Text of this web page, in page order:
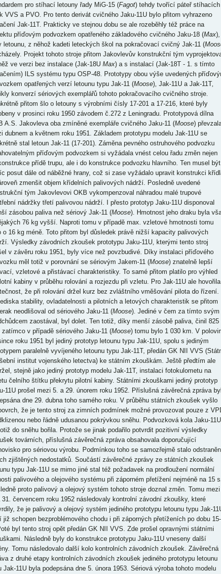
pro stíhací letouny řady MiG-15 (Fagot) tehdy tvořící páteř stíhacích
VVS a PVO. Pro tento derivát cvičného Jaku-11U bylo přitom vyhrazeno
Jak-11T. Prakticky ve stejnou dobu se ale rozeběhly též práce na
příďovým podvozkem opatřeného základového cvičného Jaku-18 (Max),
letounu, z něhož kadeti leteckých škol na pokračovací cvičný Jak-11 (
Projekt tohoto stroje přitom Jakovlevův konstrukční tým
ve verzi bez instalace (Jak-18U Max) a s instalací (Jak-18T - 1. s tímto
ILS systému typu OSP-48. Prototypy obou výše uvedených
opatřených verzí letounu typu Jak-11 (Moose), Jak-11U a Jak-11T,
konverzí sériových exemplářů tohoto pokračovacího cvičného stroje.
přitom šlo o letouny s výrobními čísly 17-201 a 17-216, které byly
v prosinci roku 1950 závodem č.272 z Leningradu. Prototypová dílna
A.S. Jakovleva oba zmíněné exempláře cvičného Jaku-11 (Moose)
dubnem a květnem roku 1951. Základem prototypu modelu Jak-11U se
stal letoun Jak-11 (17-201). Záměna pevného ostruhového podvozku
příďovým podvozkem si vyžádala vnést celou řadu změn nejen
přídě trupu, ale i do konstrukce podvozku hlavního. Ten musel být
posut dále od náběžné hrany, což si zase vyžádalo upravit konstrukci
zmenšit objem křídelních palivových nádrží. Posledně uvedené
tým Jakovlevovi OKB vykompenzoval náhradou malé trupové
nádržky třetí palivovou nádrží. I přesto prototyp Jaku-11U disponoval
zásobou paliva než sériový Jak-11 (Moose). Hmotnost jeho draku byla
76 kg vyšší. Naproti tomu v případě max. vzletové hmotnosti tomu
o 16 kg méně. Toto přitom byl důsledek právě nižší kapacity palivových
Výsledky závodních zkoušek prototypu Jaku-11U, kterými tento stroj
v závěru roku 1951, byly více než povzbudivé. Díky instalaci příďového
měl totiž v porovnání se sériovým Jakem-11 (Moose) znatelně lepší
vzletové a přistávací charakteristiky. To samé přitom platilo pro výhled
kabiny v průběhu rolování a rozjezdu při vzletu. Pro Jak-11U ale
že při rolování držel kurz bez zvláštního vměšování pilota do řízení.
stability, ovladatelnosti a pilotních a letových charakteristik se přitom
neodlišoval od sériového Jaku-11 (Moose). Jediné v čem za tímto svým
zaostával, byl dolet. Ten totiž, díky menší zásobě paliva, činil 825
zatímco v případě sériového Jaku-11 (Moose) tomu bylo 1 030 km. V
roku 1951 byl jediný prototyp letounu typu Jak-11U, spolu s jediným
paralelně vyvíjeného letounu typu Jak-11T, předán GK NII VVS
institut vojenského letectva) ke státním zkouškám. Ještě předtím ale
stejně jako jediný prototyp modelu Jak-11T, instalaci fotokulometu na
čelního štítku překrytu pilotní kabiny. Státními zkouškami jediný prototyp
11U prošel mezi 5. a 29. únorem roku 1952. Příslušná závěrečná zpráva
dne 29. dubna toho samého roku. V průběhu státních zkoušek vyšlo
že je tento stroj za zimních podmínek možné provozovat pouze z
nebo řádně udusanou pokrývkou sněhu. Podvozková kola Jaku-11U
do sněhu bořila. Protože se jinak podařilo potvrdit pozitivní výsledky
továrních, příslušná závěrečná zpráva obsahovala doporučující
pro sériovou výrobu. Podmínkou toho se samozřejmě stalo
zjištěných nedostatků. Součástí závěrečné zprávy ze státních zkoušek
typu Jak-11U se mimo jiné stal též požadavek na prodloužení normální
palivového a olejového systému při záporném přetížení nejméně na 15
proto palivový a olejový systém tohoto stroje doznal změn. Tomu mezi
31. červencem roku 1952 následovaly kontrolní závodní zkoušky, které
že je palivový a olejový systém jediného prototypu letounu typu Jak-
již schopen bezproblémového chodu i při záporných přetíženích po dobu
byl tento stroj opět předán GK NII VVS. Zde prošel opravnými státními
Následně byly do konstrukce prototypu Jaku-11U vneseny další
Tomu následovalo další kolo kontrolních závodních zkoušek. Závěrečná
z druhé etapy kontrolních závodních zkoušek jediného prototypu letounu
Jak-11U byla podepsána dne 5. února 1953. Sériová výroba tohoto modelu